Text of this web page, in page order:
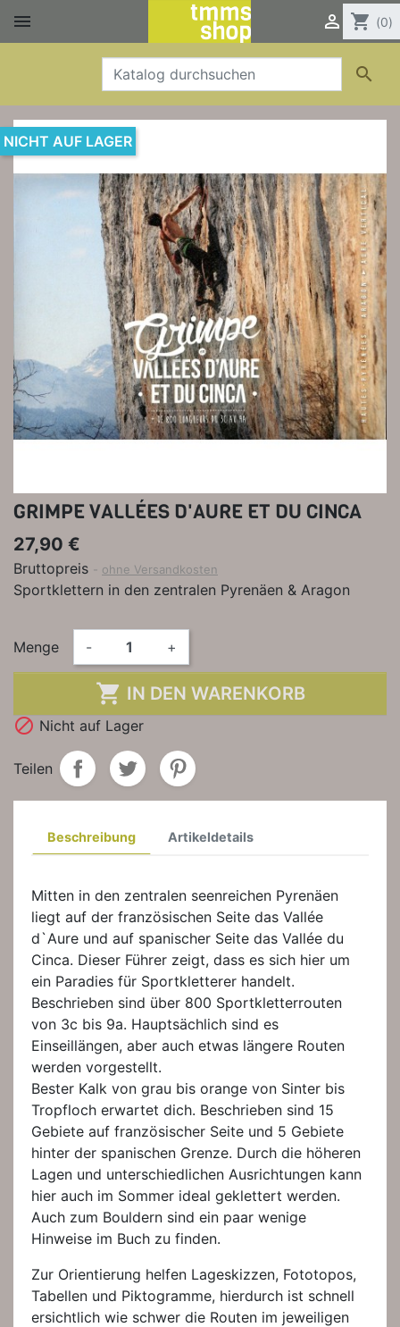
  shopping_cart (0)

NICHT AUF LAGER
GRIMPE VALLÉES D'AURE ET DU CINCA
27,90 €
Bruttopreis ohne Versandkosten
Sportklettern in den zentralen Pyrenäen & Aragon
Menge - +
 IN DEN WARENKORB
 Nicht auf Lager
Teilen
Beschreibung Artikeldetails
Mitten in den zentralen seenreichen Pyrenäen
liegt auf der französischen Seite das Vallée
d`Aure und auf spanischer Seite das Vallée du
Cinca. Dieser Führer zeigt, dass es sich hier um
ein Paradies für Sportkletterer handelt.
Beschrieben sind über 800 Sportkletterrouten
von 3c bis 9a. Hauptsächlich sind es
Einseillängen, aber auch etwas längere Routen
werden vorgestellt.
Bester Kalk von grau bis orange von Sinter bis
Tropfloch erwartet dich. Beschrieben sind 15
Gebiete auf französischer Seite und 5 Gebiete
hinter der spanischen Grenze. Durch die höheren
Lagen und unterschiedlichen Ausrichtungen kann
hier auch im Sommer ideal geklettert werden.
Auch zum Bouldern sind ein paar wenige
Hinweise im Buch zu finden.
Zur Orientierung helfen Lageskizzen, Fototopos,
Tabellen und Piktogramme, hierdurch ist schnell
ersichtlich wie schwer die Routen im jeweiligen